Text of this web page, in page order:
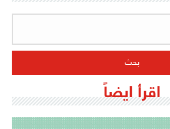
اقرأ ايضاً